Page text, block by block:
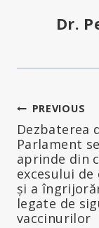
Dr.
Navigare
în
articole
PREVIOUS
Dezbaterea
Parlament se
aprinde din
excesului de
și a
legate de
vaccinurilor